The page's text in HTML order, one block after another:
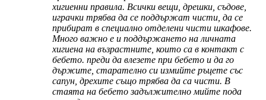
хигиенни правила. Всички вещи, дрешки, съдове,
играчки трябва да се поддържат чисти, да се
прибират в специално отделени чисти шкафове.
Много важно е и поддържането на личната
хигиена на възрастните, които са в контакт с
бебето. преди да влезете при бебето и да го
държите, старателно си измийте ръцете със
сапун, дрехите също трябва да са чисти. В
стаята на бебето задължително мийте пода